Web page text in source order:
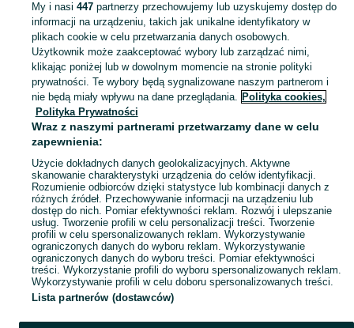
KATEGORIA
Zobacz
Mapa kategorii
Mapa miejscowości
Mapa ministron
Popularne wyszukiwania
My i nasi 447partnerzy przechowujemy lub uzyskujemy dostęp do
informacji na urządzeniu, takich jak unikalne identyfikatory w
plikach cookie w celu przetwarzania danych osobowych.
Użytkownik może zaakceptować wybory lub zarządzać nimi,
klikając poniżej lub w dowolnym momencie na stronie polityki
prywatności. Te wybory będą sygnalizowane naszym partnerom i
nie będą miały wpływu na dane przeglądania. Polityka cookies,
Polityka Prywatności
Wraz z naszymi partnerami przetwarzamy dane w celu
zapewnienia:
Użycie dokładnych danych geolokalizacyjnych. Aktywne
skanowanie charakterystyki urządzenia do celów identyfikacji.
Rozumienie odbiorców dzięki statystyce lub kombinacji danych z
różnych źródeł. Przechowywanie informacji na urządzeniu lub
dostęp do nich. Pomiar efektywności reklam. Rozwój i ulepszanie
usług. Tworzenie profili w celu personalizacji treści. Tworzenie
profili w celu spersonalizowanych reklam. Wykorzystywanie
ograniczonych danych do wyboru reklam. Wykorzystywanie
ograniczonych danych do wyboru treści. Pomiar efektywności
treści. Wykorzystanie profili do wyboru spersonalizowanych reklam.
Wykorzystywanie profili w celu doboru spersonalizowanych treści.
Lista partnerów (dostawców)